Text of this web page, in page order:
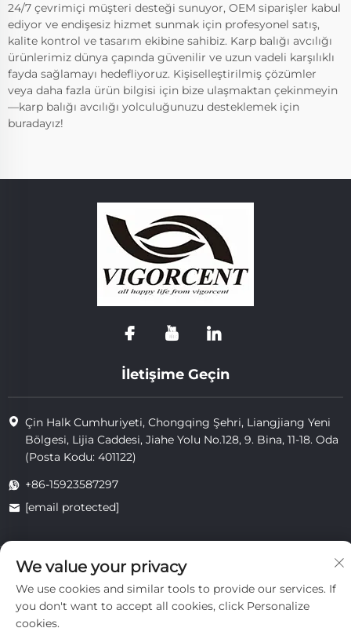
24/7 çevrimiçi müşteri desteği sunuyor, OEM siparişler kabul
ediyor ve endişesiz hizmet sunmak için profesyonel satış,
kalite kontrol ve tasarım ekibine sahibiz. Karp balığı avcılığı
ürünlerimiz dünya çapında güvenilir ve uzun vadeli karşılıklı
fayda sağlamayı hedefliyoruz. Kişiselleştirilmiş çözümler
veya daha fazla ürün bilgisi için bize ulaşmaktan çekinmeyin
—karp balığı avcılığı yolculuğunuzu desteklemek için
buradayız!
İletişime Geçin
Çin Halk Cumhuriyeti, Chongqing Şehri, Liangjiang Yeni
Bölgesi, Lijia Caddesi, Jiahe Yolu No.128, 9. Bina, 11-18. Oda
(Posta Kodu: 401122)
+86-15923587297
[email protected]
Telif hakkı © 2025 Chongqing Vigorcent Technology Co., Ltd.
Gizlilik Politikası
We value your privacy
We use cookies and similar tools to provide our services. If
you don't want to accept all cookies, click Personalize
cookies.